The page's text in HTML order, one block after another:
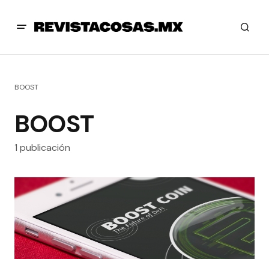
BOOST
BOOST
1 publicación